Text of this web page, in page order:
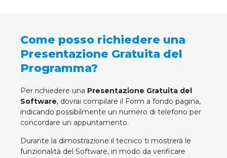
Come posso richiedere una
Presentazione Gratuita del
Programma?
Per richiedere una Presentazione Gratuita del
Software, dovrai compilare il Form a fondo pagina,
indicando possibilmente un numero di telefono per
concordare un appuntamento.
Durante la dimostrazione il tecnico ti mostrerà le
funzionalità del Software, in modo da verificare